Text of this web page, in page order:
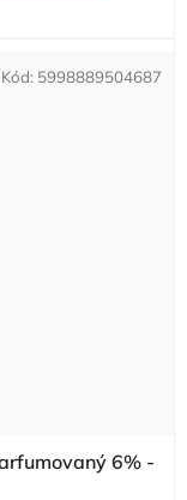
6% -
Kód: 5998889504687